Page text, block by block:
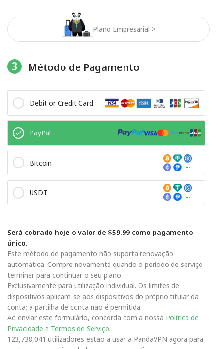
Plano Empresarial >
3 Método de Pagamento
Debit or Credit Card
PayPal
Bitcoin
USDT
Será cobrado hoje o valor de $59.99 como pagamento
único.
Este método de pagamento não suporta renovação
automática. Compre novamente quando o período de serviço
terminar para continuar o seu plano.
Exclusivamente para utilização individual. Os limites de
dispositivos aplicam-se aos dispositivos do próprio titular da
conta; a partilha de conta não é permitida.
Ao enviar este formulário, concorda com a nossa Política de
Privacidade e Termos de Serviço.
123,738,041 utilizadores estão a usar a PandaVPN agora para